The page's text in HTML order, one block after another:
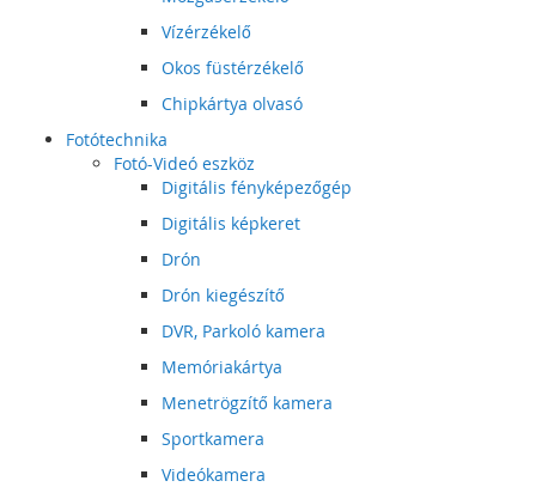
Vízérzékelő
Okos füstérzékelő
Chipkártya olvasó
Fotótechnika
Fotó-Videó eszköz
Digitális fényképezőgép
Digitális képkeret
Drón
Drón kiegészítő
DVR, Parkoló kamera
Memóriakártya
Menetrögzítő kamera
Sportkamera
Videókamera